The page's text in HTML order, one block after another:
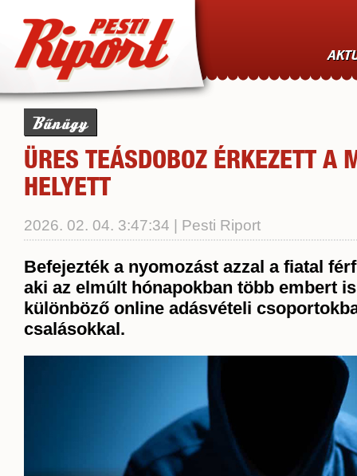
Bűnügy
ÜRES TEÁSDOBOZ ÉRKEZETT A
HELYETT
2026. 02. 04. 3:47:34 | Pesti Riport
Befejezték a nyomozást azzal a fiatal
aki az elmúlt hónapokban több embert
különböző online adásvételi
csalásokkal.